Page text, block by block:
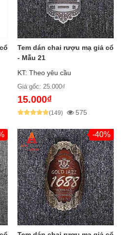
Tem dán chai rượu mạ giả cổ
- Mẫu 21
KT: Theo yêu cầu
Giá gốc: 25.000₫
15.000₫
(149) 575
-40%